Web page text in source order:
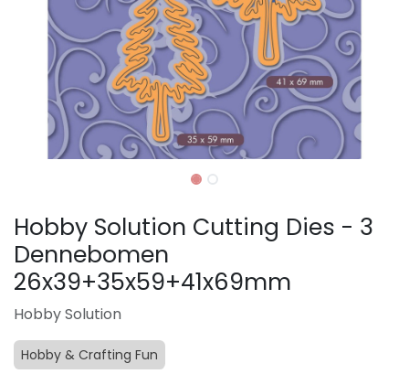
Hobby Solution Cutting Dies - 3
Dennebomen
26x39+35x59+41x69mm
Hobby Solution
Hobby & Crafting Fun